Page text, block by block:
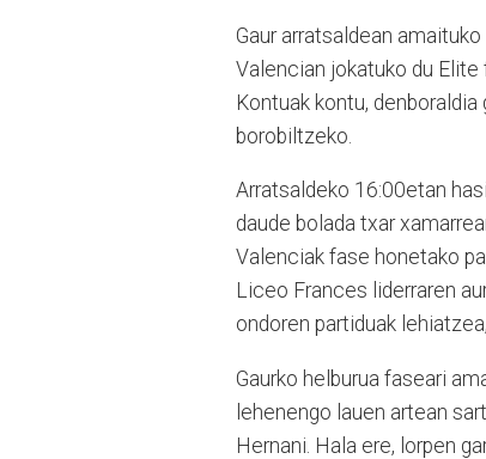
Gaur arratsaldean
Valencian jokatuko du Elite
Kontuak kontu,
borobiltzeko.
Arratsaldeko 16:00etan
daude bolada txar
Valenciak fase honetako
Liceo Frances liderraren
ondoren partiduak
Gaurko helburua faseari
lehenengo lauen artean
Hernani. Hala ere, lorpen